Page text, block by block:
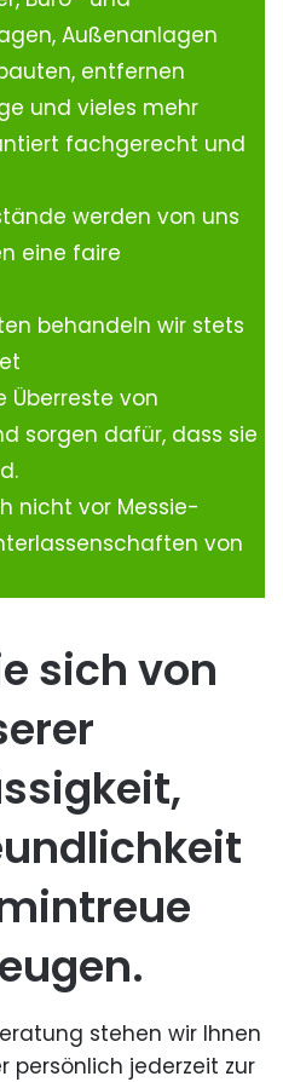
Außenanlagen
entfernen
und vieles mehr
fachgerecht und
werden von uns
eine faire
behandeln wir stets
Überreste von
sorgen dafür, dass sie
nicht vor Messie-
von
sich von
stehen wir Ihnen
persönlich jederzeit zur